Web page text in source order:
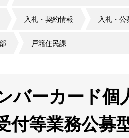
入札・契約情報 入札・公
戸籍住民課
バーカード個
付等業務公募